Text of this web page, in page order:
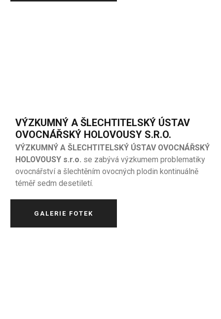
VÝZKUMNÝ A ŠLECHTITELSKÝ ÚSTAV
OVOCNÁŘSKÝ HOLOVOUSY S.R.O.
VÝZKUMNÝ A ŠLECHTITELSKÝ ÚSTAV OVOCNÁŘSKÝ
HOLOVOUSY s.r.o. se zabývá výzkumem problematiky
ovocnářství a šlechtěním ovocných plodin kontinuálně
téměř sedm desetiletí.
GALERIE FOTEK